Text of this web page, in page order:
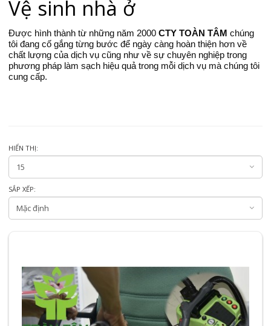
Vệ sinh nhà ở
Được hình thành từ những năm 2000 CTY TOÀN TÂM chúng
tôi đang cố gắng từng bước để ngày càng hoàn thiện hơn về
chất lượng của dịch vụ cũng như về sự chuyên nghiệp trong
phương pháp làm sạch hiệu quả trong mỗi dịch vụ mà chúng tôi
cung cấp.
HIỂN THỊ:
SẮP XẾP: